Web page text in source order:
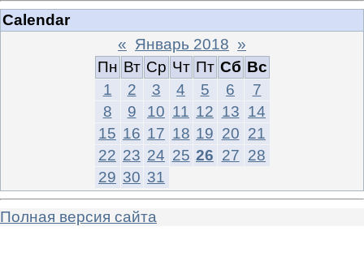
Calendar
« Январь 2018 »
Пн Вт Ср Чт Пт Сб Вс
1
2 3 4 5 6
7
8
9 10 11 12 13 14
15 16 17 18 19 20 21
22 23 24 25 26 27 28
29 30 31
Полная версия сайта